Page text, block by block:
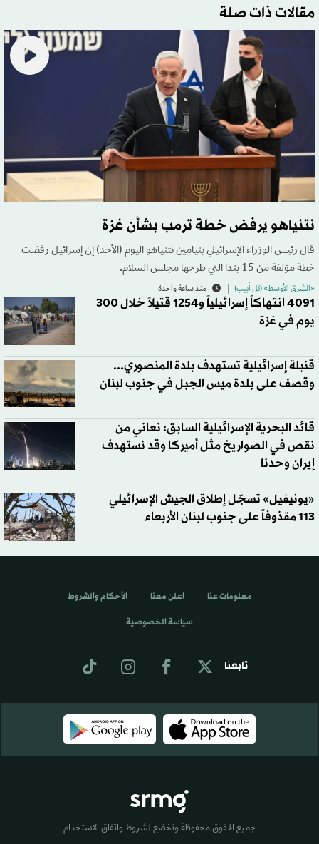
مقالات ذات صلة
نتنياهو يرفض خطة ترمب بشأن غزة
قال رئيس الوزراء الإسرائيلي بنيامين نتنياهو اليوم (الأحد) إن إسرائيل رفضت
خطة مؤلفة من 15 بندا التي طرحها مجلس السلام.
«الشرق الأوسط» (تل أبيب) منذ ساعة واحدة
4091 انتهاكاً إسرائيلياً و1254 قتيلاً خلال 300
يوم في غزة
قنبلة إسرائيلية تستهدف بلدة المنصوري...
وقصف على بلدة ميس الجبل في جنوب لبنان
قائد البحرية الإسرائيلية السابق: نعاني من
نقص في الصواريخ مثل أميركا وقد نستهدف
إيران وحدنا
«يونيفيل» تسجّل إطلاق الجيش الإسرائيلي
113 مقذوفاً على جنوب لبنان الأربعاء
تابعنا
معلومات عنا اعلن معنا الأحكام والشروط
سياسة الخصوصية
جميع الحقوق محفوظة وتخضع لشروط واتفاق الاستخدام